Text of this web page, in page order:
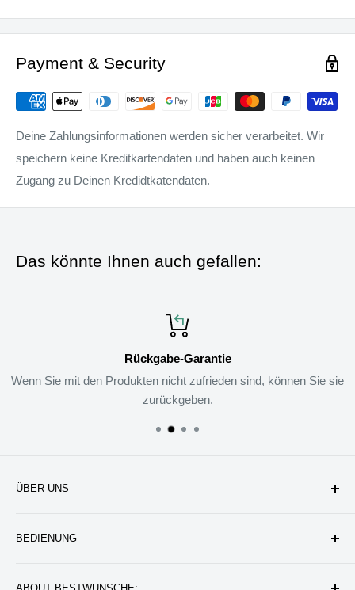
Payment & Security
Deine Zahlungsinformationen werden sicher verarbeitet. Wir
speichern keine Kreditkartendaten und haben auch keinen
Zugang zu Deinen Kredidtkatendaten.
Das könnte Ihnen auch gefallen:
Rückgabe-Garantie
Wenn Sie mit den Produkten nicht zufrieden sind, können Sie sie
zurückgeben.
ÜBER UNS
Datenschutzerklärung
BEDIENUNG